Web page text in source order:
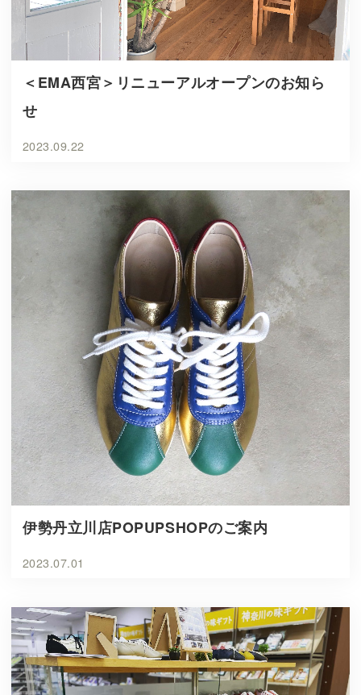
＜EMA西宮＞リニューアルオープンのお知ら
せ
2023.09.22
伊勢丹立川店POPUPSHOPのご案内
2023.07.01